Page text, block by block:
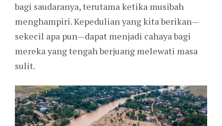
bagi saudaranya, terutama ketika musibah
menghampiri. Kepedulian yang kita berikan—
sekecil apa pun—dapat menjadi cahaya bagi
mereka yang tengah berjuang melewati masa
sulit.